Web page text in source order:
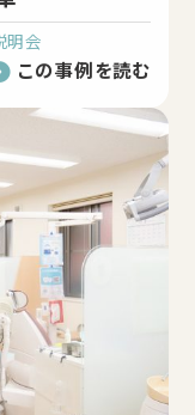
明会
この事例を読む